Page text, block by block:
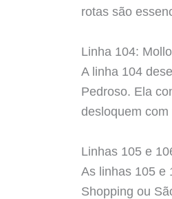
rotas são
Linha 104:
A linha 104
Pedroso. Ela
desloquem com
Linhas 105 e
As linhas 105 e
Shopping ou